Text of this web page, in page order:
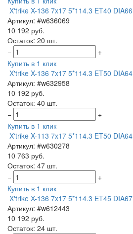
X'trike X-136 7x17 5*114.3 ET40
Артикул: #w636069
10 192 руб.
Остаток: 20 шт.
−
+
Купить в 1 клик
X'trike X-136 7x17 5*114.3 ET50
Артикул: #w632958
10 192 руб.
Остаток: 40 шт.
−
+
Купить в 1 клик
X'trike X-113 7x17 5*114.3 ET50
Артикул: #w630278
10 763 руб.
Остаток: 47 шт.
−
+
Купить в 1 клик
X'trike X-136 7x17 5*114.3 ET45
Артикул: #w612443
10 192 руб.
Остаток: 24 шт.